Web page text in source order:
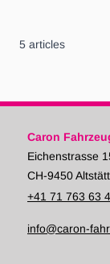
5 articles
Caron
Eichenstrasse
CH-9450
+41 71 763 63
info@caron-